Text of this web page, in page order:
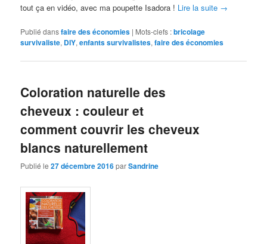
tout ça en vidéo, avec ma poupette Isadora ! Lire la suite →
Publié dansfaire des économies | Mots-clefs :bricolage
survivaliste, DIY,enfants survivalistes,faire des économies
Coloration naturelle des
cheveux : couleur et
comment couvrir les cheveux
blancs naturellement
Publié le27 décembre 2016parSandrine